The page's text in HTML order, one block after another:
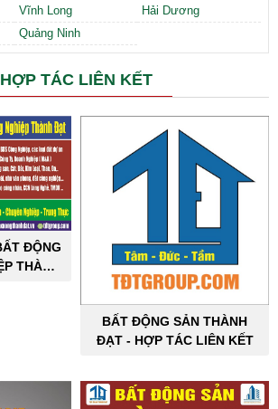
Vĩnh Long
Hải Dương
Quảng Ninh
HỢP TÁC LIÊN KẾT
ĐỘNG
THÀNH
BẤT ĐỘNG SẢN THÀNH
ĐẠT - HỢP TÁC LIÊN KẾT